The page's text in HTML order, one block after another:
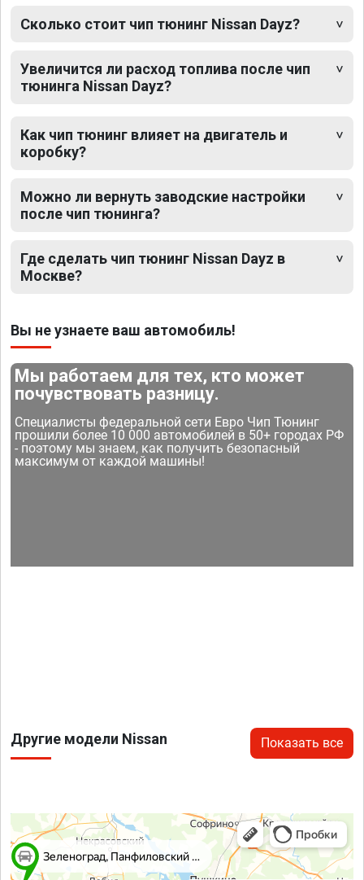
Сколько стоит чип тюнинг Nissan Dayz?
Увеличится ли расход топлива после чип
тюнинга Nissan Dayz?
Как чип тюнинг влияет на двигатель и
коробку?
Можно ли вернуть заводские настройки
после чип тюнинга?
Где сделать чип тюнинг Nissan Dayz в
Москве?
Вы не узнаете ваш автомобиль!
Мы работаем для тех, кто может
почувствовать разницу.
Специалисты федеральной сети Евро Чип Тюнинг
прошили более 10 000 автомобилей в 50+ городах РФ
- поэтому мы знаем, как получить безопасный
максимум от каждой машины!
Другие модели Nissan Показать все